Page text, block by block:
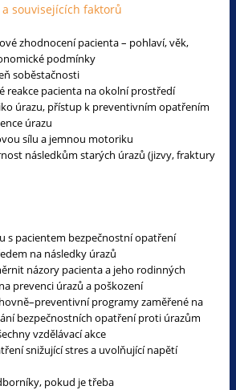
souvisejících faktorů
zhodnocení pacienta – pohlaví, věk,
podmínky
soběstačnosti
reakce pacienta na okolní prostředí
úrazu, přístup k preventivním opatřením
úrazu
sílu a jemnou motoriku
následkům starých úrazů (jizvy, fraktury
s pacientem bezpečnostní opatření
na následky úrazů
názory pacienta a jeho rodinných
prevenci úrazů a poškození
programy zaměřené na
bezpečnostních opatření proti úrazům
vzdělávací akce
snižující stres a uvolňující napětí
pokud je třeba